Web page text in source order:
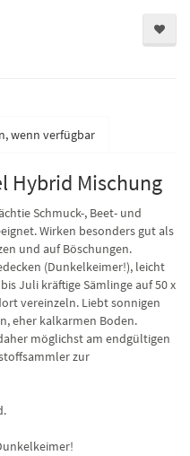
wenn verfügbar
Hybrid Mischung
Schmuck-, Beet- und
Wirken besonders gut als
und auf Böschungen.
(Dunkelkeimer!), leicht
Juli kräftige Sämlinge auf 50 x
vereinzeln. Liebt sonnigen
eher kalkarmen Boden.
möglichst am endgültigen
zur